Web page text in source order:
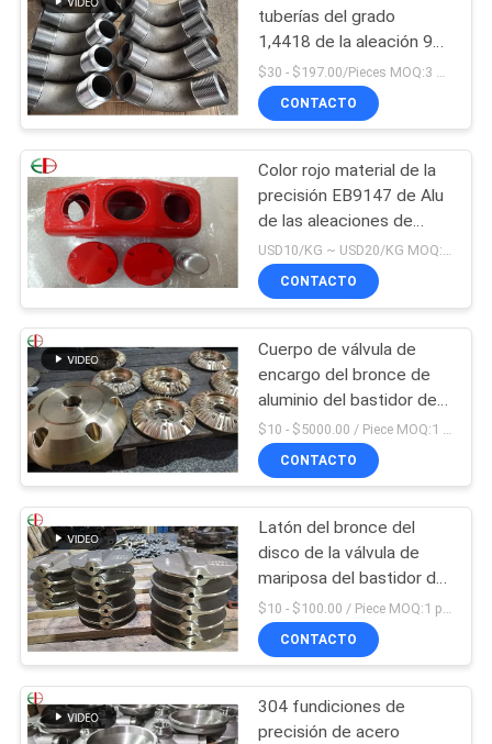
tuberías del grado
1,4418 de la aleación 90
del acero inoxidable de la
conexión del reborde
CONTACTO
Color rojo material de la
precisión EB9147 de Alu
de las aleaciones de
bastidor de aluminio de
ZL114A alto
USD10/KG ~ USD20/KG MOQ:50kg
CONTACTO
Cuerpo de válvula de
encargo del bronce de
aluminio del bastidor del
bronce de C95200
C95210
$10 - $5000.00 / Piece MOQ:1 pedazo
CONTACTO
Latón del bronce del
disco de la válvula de
mariposa del bastidor de
inversión de la precisión
009 ASTM B61 B62
$10 - $100.00 / Piece MOQ:1 pedazo
CONTACTO
304 fundiciones de
precisión de acero